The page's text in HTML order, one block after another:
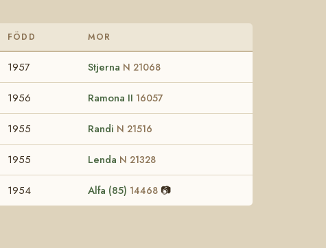
FÖDD MOR
1957 Stjerna N 21068
1956 Ramona II 16057
1955 Randi N 21516
1955 Lenda N 21328
1954 Alfa (85) 14468 📷